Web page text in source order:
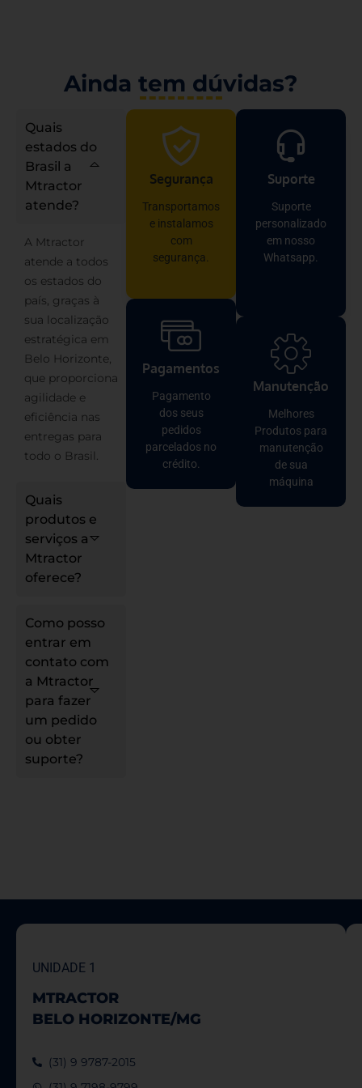
Ainda tem dúvidas?
Quais
estados do
Brasil a
Mtractor
atende?
A Mtractor
atende a todos
os estados do
país, graças à
sua localização
estratégica em
Belo Horizonte,
que proporciona
agilidade e
eficiência nas
entregas para
todo o Brasil.
Quais
produtos e
serviços a
Mtractor
oferece?
Como posso
entrar em
contato com
a Mtractor
para fazer
um pedido
ou obter
suporte?
Segurança
Transportamos
e instalamos
com
segurança.
Pagamentos
Pagamento
dos seus
pedidos
parcelados no
crédito.
Suporte
Suporte
personalizado
em nosso
Whatsapp.
Manutenção
Melhores
Produtos para
manutenção
de sua
máquina
UNIDADE 1
MTRACTOR
BELO HORIZONTE/MG
(31) 9 9787-2015